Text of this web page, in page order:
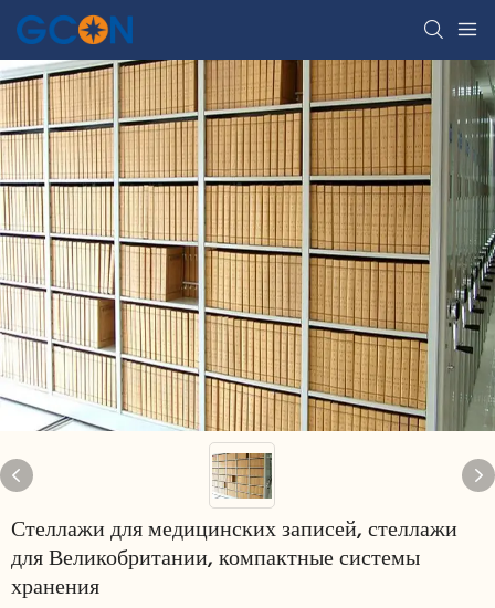
Стеллажи для медицинских записей, стеллажи
для Великобритании, компактные системы
хранения